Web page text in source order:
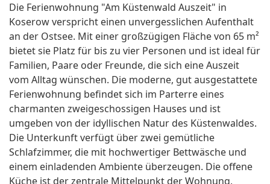
Die Ferienwohnung "Am Küstenwald Auszeit" in
Koserow verspricht einen unvergesslichen Aufenthalt
an der Ostsee. Mit einer großzügigen Fläche von 65 m²
bietet sie Platz für bis zu vier Personen und ist ideal für
Familien, Paare oder Freunde, die sich eine Auszeit
vom Alltag wünschen. Die moderne, gut ausgestattete
Ferienwohnung befindet sich im Parterre eines
charmanten zweigeschossigen Hauses und ist
umgeben von der idyllischen Natur des Küstenwaldes.
Die Unterkunft verfügt über zwei gemütliche
Schlafzimmer, die mit hochwertiger Bettwäsche und
einem einladenden Ambiente überzeugen. Die offene
Küche ist der zentrale Mittelpunkt der Wohnung,